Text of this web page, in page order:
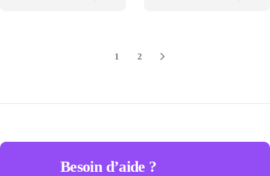
1 2
Besoin d’aide ?